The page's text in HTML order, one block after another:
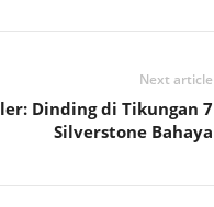
Next article
Dinding di Tikungan 7
Silverstone Bahaya